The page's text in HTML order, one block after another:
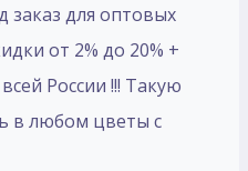
заказ для оптовых
от 2% до 20% +
России !!! Такую
в любом цветы с